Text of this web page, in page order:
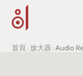
首頁>放大器>Audio